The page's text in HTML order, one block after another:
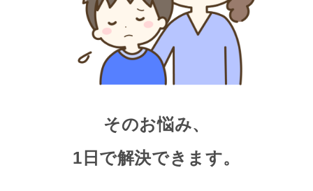
そのお悩み、
1日で解決できます。